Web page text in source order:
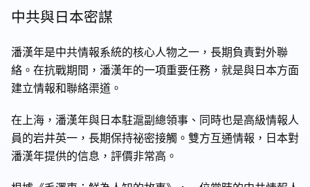
中共與日本密謀
潘漢年是中共情報系統的核心人物之一，長期負責對外聯
絡。在抗戰期間，潘漢年的一項重要任務，就是與日本方面
建立情報和聯絡渠道。
在上海，潘漢年與日本駐滬副總領事、同時也是高級情報人
員的岩井英一，長期保持祕密接觸。雙方互通情報，日本對
潘漢年提供的信息，評價非常高。